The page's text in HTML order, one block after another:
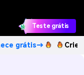
Teste grátis
Crie imagens